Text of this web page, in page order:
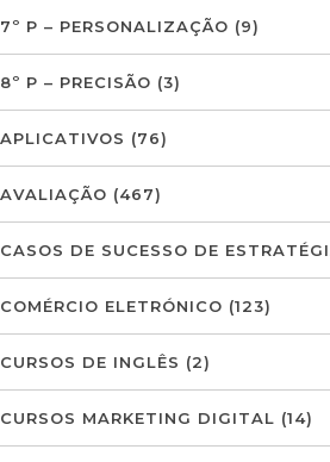
7º P – PERSONALIZAÇÃO (9)
8º P – PRECISÃO (3)
APLICATIVOS (76)
AVALIAÇÃO (467)
CASOS DE SUCESSO DE
COMÉRCIO ELETRÓNICO (123)
CURSOS DE INGLÊS (2)
CURSOS MARKETING DIGITAL (14)